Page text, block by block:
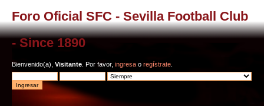
Foro Oficial SFC - Sevilla Football Club
- Since 1890
Bienvenido(a), Visitante . Por favor, ingresa o regístrate